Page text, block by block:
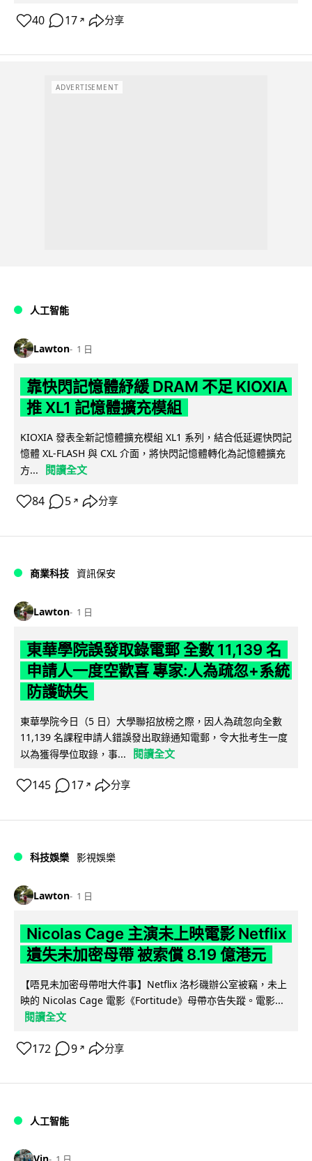
40 17 ↗ 分享
ADVERTISEMENT
人工智能
Lawton 1 日
靠快閃記憶體紓緩 DRAM 不足 KIOXIA
推 XL1 記憶體擴充模組
KIOXIA 發表全新記憶體擴充模組 XL1 系列，結合低延遲快閃記
憶體 XL-FLASH 與 CXL 介面，將快閃記憶體轉化為記憶體擴充
方...
閱讀全文
84 5 ↗ 分享
商業科技 資訊保安
Lawton 1 日
東華學院誤發取錄電郵 全數 11,139 名
申請人一度空歡喜 專家:人為疏忽+系統
防護缺失
東華學院今日（5 日）大學聯招放榜之際，因人為疏忽向全數
11,139 名課程申請人錯誤發出取錄通知電郵，令大批考生一度
以為獲得學位取錄，事...
閱讀全文
145 17 ↗ 分享
科技娛樂 影視娛樂
Lawton 1 日
Nicolas Cage 主演未上映電影 Netflix
遺失未加密母帶 被索償 8.19 億港元
【唔見未加密母帶咁大件事】Netflix 洛杉磯辦公室被竊，未上
映的 Nicolas Cage 電影《Fortitude》母帶亦告失蹤。電影...
閱讀全文
172 9 ↗ 分享
人工智能